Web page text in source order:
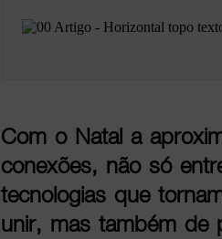
Com o Natal a
conexões, não só
tecnologias que
unir, mas também de